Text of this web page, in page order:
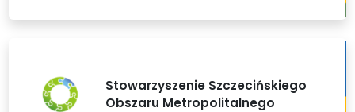
Stowarzyszenie Szczecińskiego
Obszaru Metropolitalnego